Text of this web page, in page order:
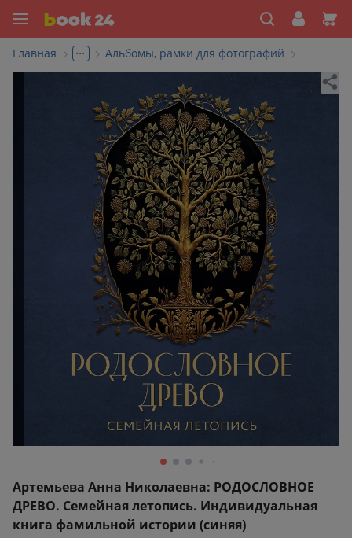
Главная ... Альбомы, рамки для фотографий
Артемьева Анна Николаевна: РОДОСЛОВНОЕ
ДРЕВО. Семейная летопись. Индивидуальная
книга фамильной истории (синяя)